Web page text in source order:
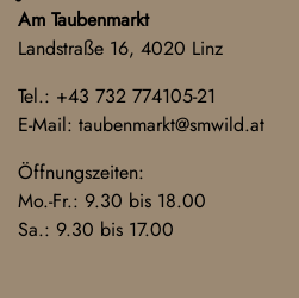
Am Taubenmarkt
Landstraße 16, 4020 Linz
Tel.: +43 732 774105-21
E-Mail: taubenmarkt@smwild.at
Öffnungszeiten:
Mo.-Fr.: 9.30 bis 18.00
Sa.: 9.30 bis 17.00